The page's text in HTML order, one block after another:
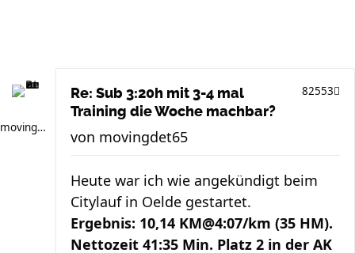
movingdet65
Re: Sub 3:20h mit 3-4 mal
Training die Woche machbar?
82553
von movingdet65
Heute war ich wie angekündigt beim
Citylauf in Oelde gestartet.
Ergebnis: 10,14 KM@4:07/km (35 HM).
Nettozeit 41:35 Min. Platz 2 in der AK